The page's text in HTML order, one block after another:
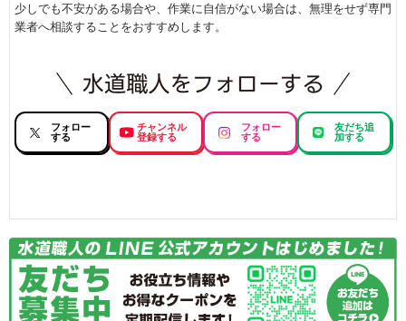
少しでも不安がある場合や、作業に自信がない場合は、無理をせず専門
業者へ相談することをおすすめします。
フォロー
する
チャンネル
登録する
フォロー
する
友だち追
加する